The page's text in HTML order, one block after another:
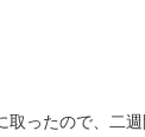
ったので、二